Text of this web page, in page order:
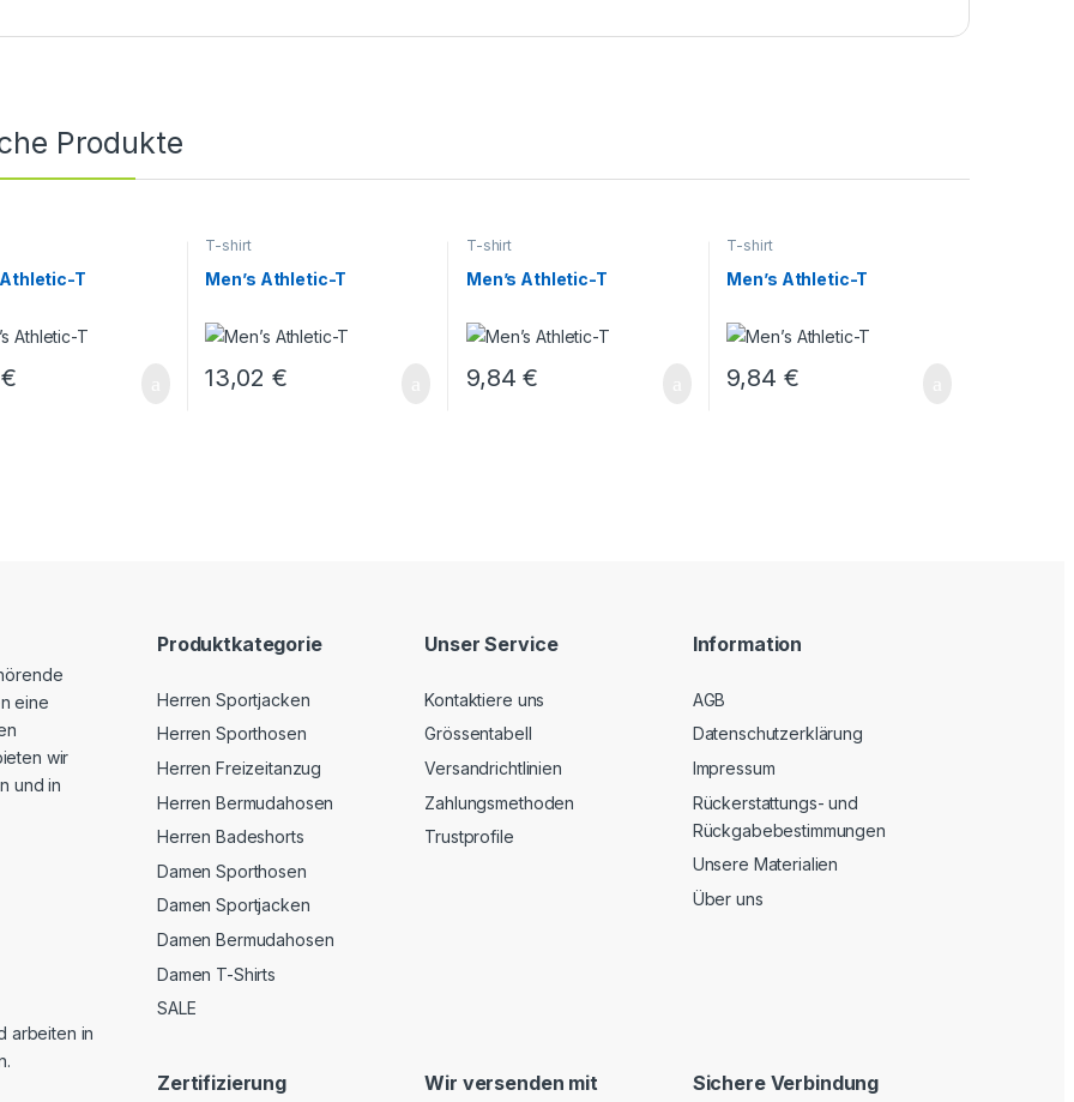
Produkte
Athletic-T
€
T-shirt
Men’s Athletic-T
13,02 €
T-shirt
Men’s Athletic-T
9,84€
T-shirt
Men’s Athletic-T
9,84 €
eine
wir
und in
arbeiten in
Produktkategorie
Herren Sportjacken
Herren Sporthosen
Herren Freizeitanzug
Herren Bermudahosen
Herren Badeshorts
Damen Sporthosen
Damen Sportjacken
Damen Bermudahosen
Damen T-Shirts
SALE
Unser Service
Kontaktiere uns
Grössentabell
Versandrichtlinien
Zahlungsmethoden
Trustprofile
Information
AGB
Datenschutzerklärung
Impressum
Rückerstattungs- und
Rückgabebestimmungen
Unsere Materialien
Über uns
Zertifizierung Wir versenden mit Sichere Verbindung